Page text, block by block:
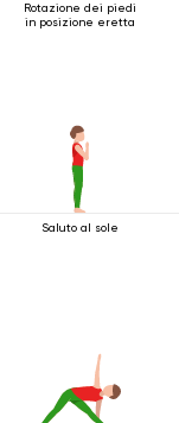
Rotazione dei piedi
in posizione eretta
Saluto al sole